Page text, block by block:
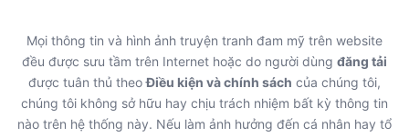
Mọi thông tin và hình ảnh truyện tranh đam mỹ trên website
đều được sưu tầm trên Internet hoặc do người dùng đăng tải
được tuân thủ theoĐiều kiện và chính sách của chúng tôi,
chúng tôi không sở hữu hay chịu trách nhiệm bất kỳ thông tin
nào trên hệ thống này. Nếu làm ảnh hưởng đến cá nhân hay tổ